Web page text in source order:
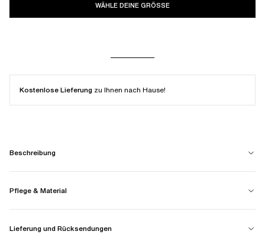
WÄHLE DEINE GRÖSSE
Kostenlose Lieferung zu Ihnen nach Hause!
Beschreibung
Pflege & Material
Lieferung und Rücksendungen